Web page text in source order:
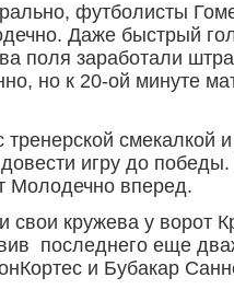
футболисты
Даже быстрый
поля заработали
но к 20-ой минуте
смекалкой
довести игру до
Молодечно вперед.
свои кружева у ворот
последнего еще
и Бубакар